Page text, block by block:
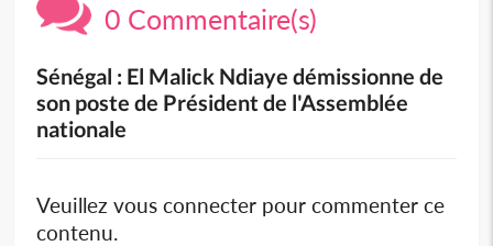
0 Commentaire(s)
Sénégal : El Malick Ndiaye démissionne de
son poste de Président de l'Assemblée
nationale
Veuillez vous connecter pour commenter ce
contenu.